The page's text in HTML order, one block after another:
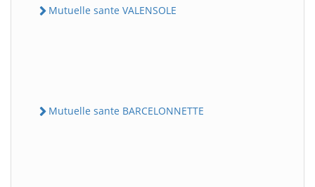
Mutuelle sante VALENSOLE
Mutuelle sante BARCELONNETTE